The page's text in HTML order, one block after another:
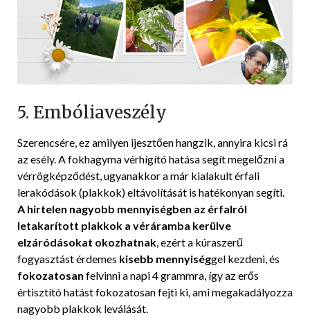
5. Embóliaveszély
Szerencsére, ez amilyen ijesztően hangzik, annyira kicsi rá
az esély. A fokhagyma vérhígító hatása segít megelőzni a
vérrögképződést, ugyanakkor a már kialakult érfali
lerakódások (plakkok) eltávolítását is hatékonyan segíti.
A hirtelen nagyobb mennyiségben az érfalról
letakarított plakkok a véráramba kerülve
elzáródásokat okozhatnak , ezért a kúraszerű
fogyasztást érdemes kisebb mennyiséggel kezdeni, és
fokozatosan felvinni a napi 4 grammra, így az erős
értisztító hatást fokozatosan fejti ki, ami megakadályozza
nagyobb plakkok leválását.